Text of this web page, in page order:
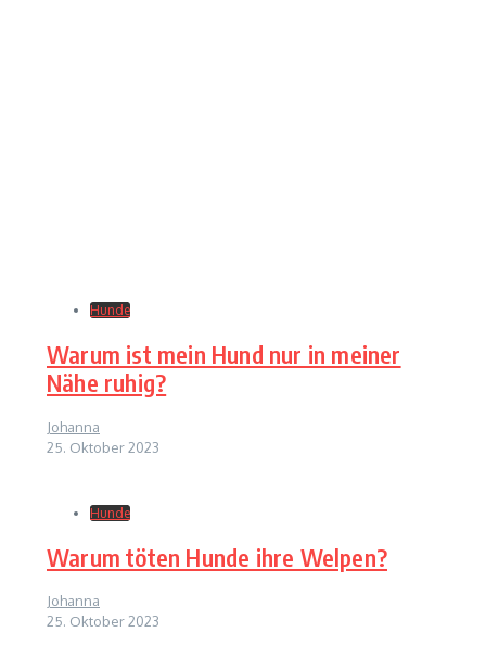
Hunde
Warum ist mein Hund nur in meiner
Nähe ruhig?
Johanna
25. Oktober 2023
Hunde
Warum töten Hunde ihre Welpen?
Johanna
25. Oktober 2023